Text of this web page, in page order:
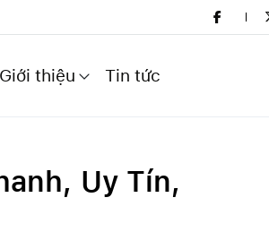
Giới thiệu Tin tức
Uy Tín,